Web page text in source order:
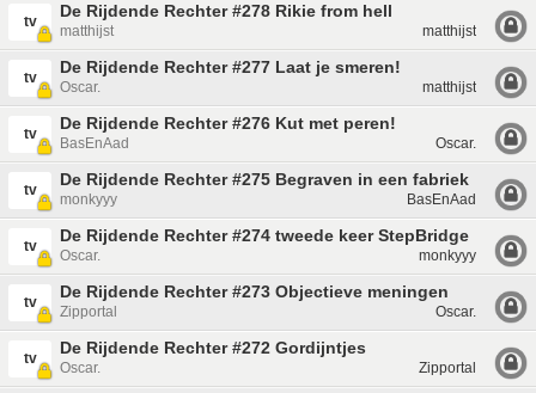
tv
De Rijdende Rechter #278 Rikie from hell
matthijst matthijst
tv
De Rijdende Rechter #277 Laat je smeren!
Oscar. matthijst
tv
De Rijdende Rechter #276 Kut met peren!
BasEnAad Oscar.
tv
De Rijdende Rechter #275 Begraven in een fabriek
monkyyy BasEnAad
tv
De Rijdende Rechter #274 tweede keer StepBridge
Oscar. monkyyy
tv
De Rijdende Rechter #273 Objectieve meningen
Zipportal Oscar.
tv
De Rijdende Rechter #272 Gordijntjes
Oscar. Zipportal